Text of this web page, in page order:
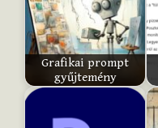
s
i
t
m
Grafikai prompt
gyűjtemény